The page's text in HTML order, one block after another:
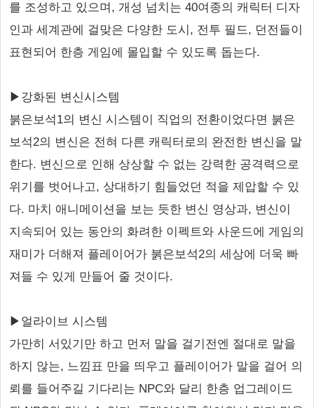
를 조성하고 있으며, 개성 넘치는 40여종의 캐릭터 디자
인과 세계관에 걸맞은 다양한 도시, 전투 필드, 던전들이
표현되어 한층 게임에 몰입할 수 있도록 돕는다.
▶강화된 변신시스템
붉은보석1의 변신 시스템이 직업의 전환이었다면 붉은
보석2의 변신은 전혀 다른 캐릭터로의 완전한 변신을 말
한다. 변신으로 인해 상상할 수 없는 강력한 공격력으로
위기를 벗어나고, 상대하기 힘들었던 적을 제압할 수 있
다. 마치 애니메이션을 보는 듯한 변신 영상과, 변신이
지속되어 있는 동안의 화려한 이펙트와 사운드에 게임의
재미가 더해져 플레이어가 붉은보석2의 세상에 더욱 빠
져들 수 있게 만들어 줄 것이다.
▶얼라이브 시스템
가만히 서있기만 하고 먼저 말을 걸기전엔 절대로 말을
하지 않는, 느낌표 만을 띄우고 플레이어가 말을 걸어 의
뢰를 들어주길 기다리는 NPC와 달리 한층 업그레이드